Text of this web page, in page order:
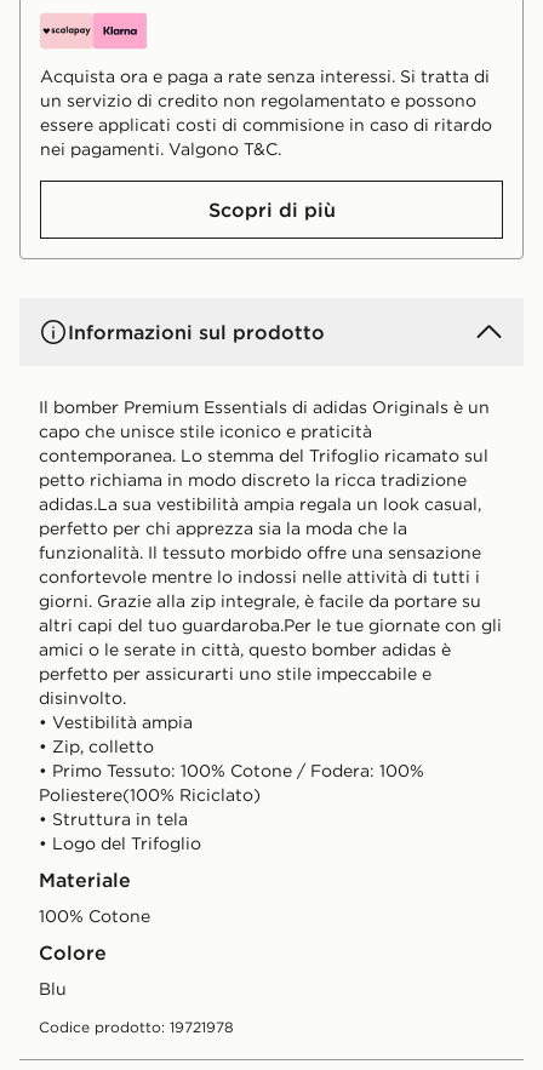
Acquista ora e paga a rate senza interessi. Si tratta di
un servizio di credito non regolamentato e possono
essere applicati costi di commisione in caso di ritardo
nei pagamenti. Valgono T&C.
Scopri di più
Informazioni sul prodotto
Il bomber Premium Essentials di adidas Originals è un
capo che unisce stile iconico e praticità
contemporanea. Lo stemma del Trifoglio ricamato sul
petto richiama in modo discreto la ricca tradizione
adidas.La sua vestibilità ampia regala un look casual,
perfetto per chi apprezza sia la moda che la
funzionalità. Il tessuto morbido offre una sensazione
confortevole mentre lo indossi nelle attività di tutti i
giorni. Grazie alla zip integrale, è facile da portare su
altri capi del tuo guardaroba.Per le tue giornate con gli
amici o le serate in città, questo bomber adidas è
perfetto per assicurarti uno stile impeccabile e
disinvolto.
• Vestibilità ampia
• Zip, colletto
• Primo Tessuto: 100% Cotone / Fodera: 100%
Poliestere(100% Riciclato)
• Struttura in tela
• Logo del Trifoglio
Materiale
100% Cotone
Colore
blu
Codice prodotto: 19721978